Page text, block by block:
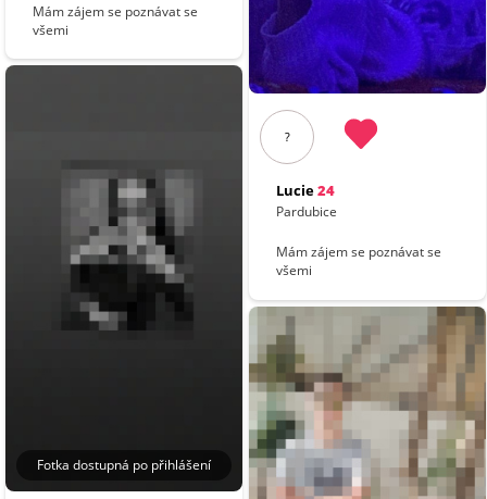
Mám zájem se poznávat se
všemi
Fotka dostupná po přihlášení
?
Lucie24
Pardubice
Mám zájem se poznávat se
všemi